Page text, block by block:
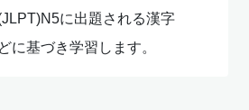
に出題される漢字
に基づき学習します。